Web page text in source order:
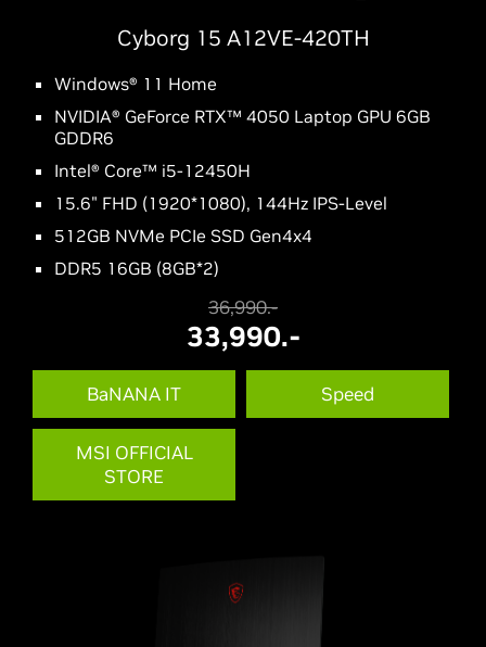
Cyborg 15 A12VE-420TH
Windows® 11 Home
NVIDIA® GeForce RTX™ 4050 Laptop GPU 6GB
GDDR6
Intel® Core™ i5-12450H
15.6" FHD (1920*1080), 144Hz IPS-Level
512GB NVMe PCIe SSD Gen4x4
DDR5 16GB (8GB*2)
36,990.-
33,990.-
BaNANA IT Speed
MSI OFFICIAL
STORE